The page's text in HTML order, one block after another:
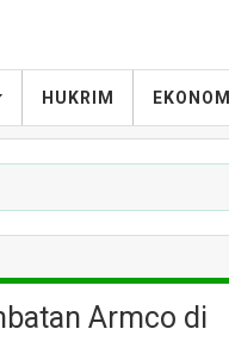
HUKRIM EKONOMI
dari Ancaman Stunting
Armco di